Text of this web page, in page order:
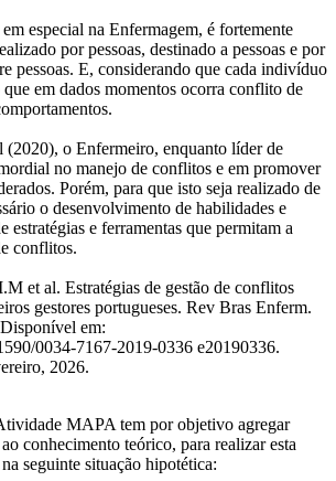
especial na Enfermagem, é fortemente
por pessoas, destinado a pessoas e por
pessoas. E, considerando que cada indivíduo
que em dados momentos ocorra conflito de
(2020), o Enfermeiro, enquanto líder de
no manejo de conflitos e em promover
Porém, para que isto seja realizado de
o desenvolvimento de habilidades e
estratégias e ferramentas que permitam a
conflitos.
et al. Estratégias de gestão de conflitos
gestores portugueses. Rev Bras Enferm.
em:
0034-7167-2019-0336 e20190336.
2026.
MAPA tem por objetivo agregar
conhecimento teórico, para realizar esta
seguinte situação hipotética: